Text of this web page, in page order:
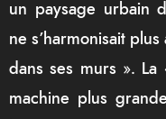
un paysage urbain
ne s’harmonisait
dans ses murs ».
machine plus